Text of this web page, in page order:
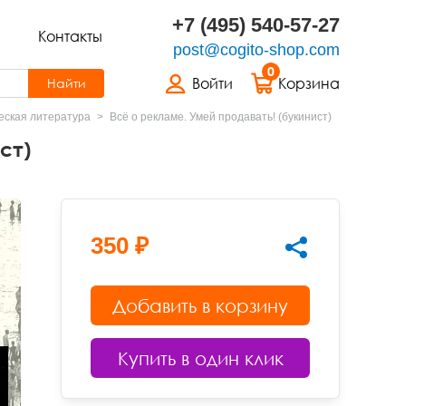
Контакты +7 (495) 540-57-27
post@cogito-shop.com
Войти
0
Корзина
Найти
литература Всё о рекламе. Умей продавать! (букинист)
350 ₽
Добавить в корзину
Купить в один клик